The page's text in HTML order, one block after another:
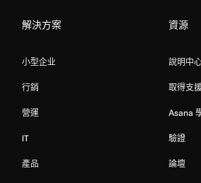
解決方案
小型企业
行銷
營運
IT
產品
資源
說明中
取得支
Asana
驗證
論壇